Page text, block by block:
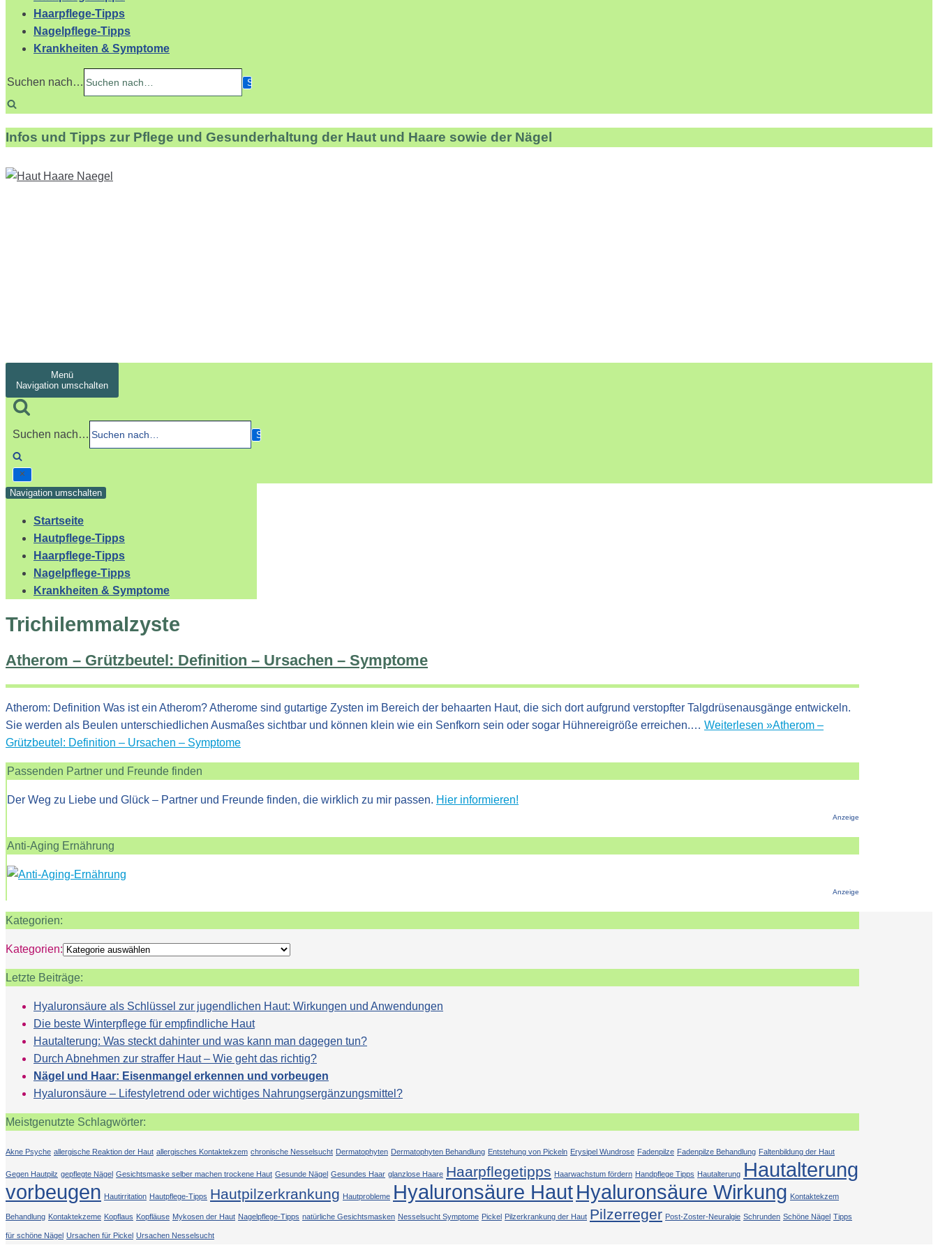
Haarpflege-Tipps
Nagelpflege-Tipps
Krankheiten & Symptome
Suchen nach…
Infos und Tipps zur Pflege und Gesunderhaltung der Haut und Haare sowie der Nägel
Menü
Navigation umschalten
Suchen nach…
Navigation umschalten
Startseite
Hautpflege-Tipps
Haarpflege-Tipps
Nagelpflege-Tipps
Krankheiten & Symptome
Trichilemmalzyste
Atherom – Grützbeutel: Definition – Ursachen – Symptome
Atherom: Definition Was ist ein Atherom? Atherome sind gutartige Zysten im Bereich der behaarten Haut, die sich dort aufgrund verstopfter Talgdrüsenausgänge entwickeln.
Sie werden als Beulen unterschiedlichen Ausmaßes sichtbar und können klein wie ein Senfkorn sein oder sogar Hühnereigröße erreichen.… Weiterlesen »Atherom –
Grützbeutel: Definition – Ursachen – Symptome
Passenden Partner und Freunde finden
Der Weg zu Liebe und Glück – Partner und Freunde finden, die wirklich zu mir passen. Hier informieren!
Anzeige
Anti-Aging Ernährung
Anzeige
Kategorien:
Kategorien:
Letzte Beiträge:
Hyaluronsäure als Schlüssel zur jugendlichen Haut: Wirkungen und Anwendungen
Die beste Winterpflege für empfindliche Haut
Hautalterung: Was steckt dahinter und was kann man dagegen tun?
Durch Abnehmen zur straffer Haut – Wie geht das richtig?
Nägel und Haar: Eisenmangel erkennen und vorbeugen
Hyaluronsäure – Lifestyletrend oder wichtiges Nahrungsergänzungsmittel?
Meistgenutzte Schlagwörter:
Akne Psyche allergische Reaktion der Haut allergisches Kontaktekzem chronische Nesselsucht Dermatophyten Dermatophyten Behandlung Entstehung von Pickeln Erysipel Wundrose Fadenpilze Fadenpilze Behandlung Faltenbildung der Haut
Gegen Hautpilz gepflegte Nägel Gesichtsmaske selber machen trockene Haut Gesunde Nägel Gesundes Haar glanzlose Haare Haarpflegetipps Haarwachstum fördern Handpflege Tipps Hautalterung Hautalterung
vorbeugen Hautirritation Hautpflege-Tipps Hautpilzerkrankung Hautprobleme Hyaluronsäure HautHyaluronsäure Wirkung Kontaktekzem
Behandlung Kontaktekzeme Kopflaus Kopfläuse Mykosen der Haut Nagelpflege-Tipps natürliche Gesichtsmasken Nesselsucht Symptome Pickel Pilzerkrankung der Haut Pilzerreger Post-Zoster-Neuralgie Schrunden Schöne Nägel Tipps
für schöne Nägel Ursachen für Pickel Ursachen Nesselsucht